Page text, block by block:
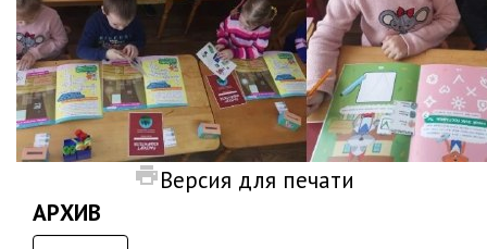
Версия для печати
АРХИВ